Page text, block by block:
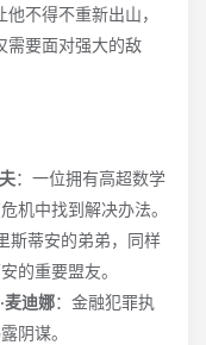
不得不重新出山，
需要面对强大的敌
：一位拥有高超数学
机中找到解决办法。
斯蒂安的弟弟，同样
的重要盟友。
麦迪娜：金融犯罪执
阴谋。